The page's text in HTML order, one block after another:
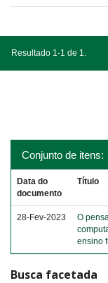
Resultado 1-1 de 1.
Conjunto de itens:
Data do
documento
Título
28-Fev-2023
O
ensino
Busca facetada